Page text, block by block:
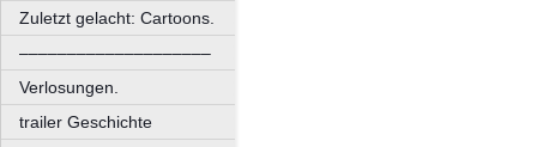
Zuletzt gelacht: Cartoons.
––––––––––––––––––––
Verlosungen.
trailer Geschichte